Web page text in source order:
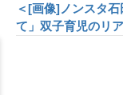
＜[画像]ノンスタ
て」双子育児のリ